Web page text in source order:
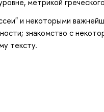
и некоторыми
знакомство с
тексту.